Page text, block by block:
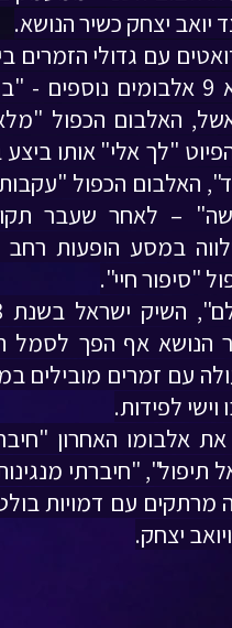
יואב יצחק כשיר הנושא.
עם גדולי הזמרים
ושלומי שבת, והוציא 9
אשל, האלבום הכפול
"לך אלי" אותו
האלבום הכפול
– לאחר שעבר
במסע הופעות
"סיפור חיי".
הנושא אף הפך לסמל
עם זמרים מובילים
לפידות.
הוציא את אלבומו האחרון
תיפול", "חיברתי
מרתקים עם דמויות
יצחק.